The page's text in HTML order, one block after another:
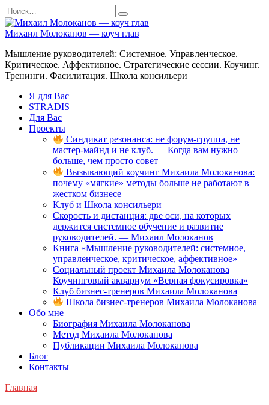
Перейти
к
содержанию
Search
for:
Михаил Молоканов — коуч глав
Мышление руководителей: Системное. Управленческое.
Критическое. Аффективное. Стратегические сессии. Коучинг.
Тренинги. Фасилитация. Школа консильери
Я для Вас
STRADIS
Для Вас
Проекты
Синдикат резонанса: не форум-группа, не
мастер-майнд и не клуб. — Когда вам нужно
больше, чем просто совет
Вызывающий коучинг Михаила Молоканова:
почему «мягкие» методы больше не работают в
жестком бизнесе
Клуб и Школа консильери
Скорость и дистанция: две оси, на которых
держится системное обучение и развитие
руководителей. — Михаил Молоканов
Книга «Мышление руководителей: системное,
управленческое, критическое, аффективное»
Социальный проект Михаила Молоканова
Коучинговый аквариум «Верная фокусировка»
Клуб бизнес-тренеров Михаила Молоканова
Школа бизнес-тренеров Михаила Молоканова
Обо мне
Биография Михаила Молоканова
Метод Михаила Молоканова
Публикации Михаила Молоканова
Блог
Контакты
Главная